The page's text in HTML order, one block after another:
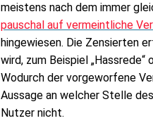
meistens nach dem immer
pauschal auf vermeintliche
hingewiesen. Die Zensierten
wird, zum Beispiel „Hassrede“
Wodurch der vorgeworfene
Aussage an welcher Stelle
Nutzer nicht.